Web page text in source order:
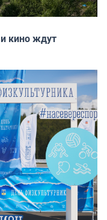
кино ждут